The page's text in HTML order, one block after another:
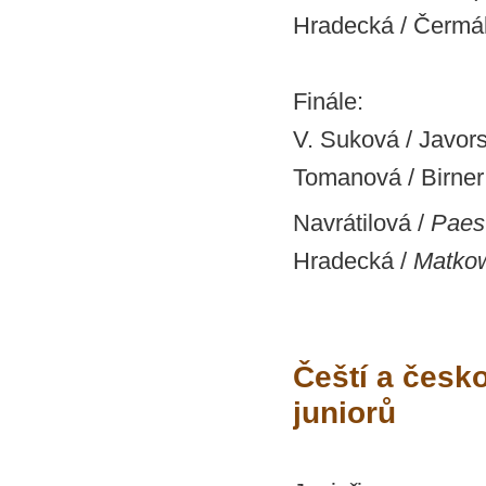
Hradecká /
Finále:
V. Suková /
Tomanová /
Navrátilová / Paes
Hradecká /
Čeští a
juniorů